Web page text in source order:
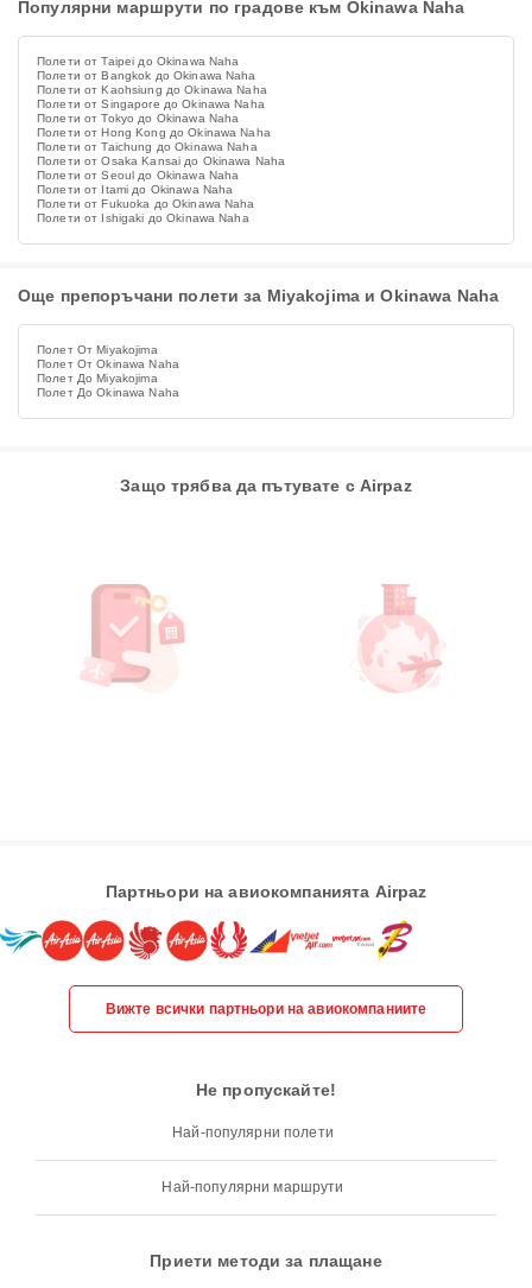
Популярни маршрути по градове към Okinawa Naha
Полети от Taipei до Okinawa Naha
Полети от Bangkok до Okinawa Naha
Полети от Kaohsiung до Okinawa Naha
Полети от Singapore до Okinawa Naha
Полети от Tokyo до Okinawa Naha
Полети от Hong Kong до Okinawa Naha
Полети от Taichung до Okinawa Naha
Полети от Osaka Kansai до Okinawa Naha
Полети от Seoul до Okinawa Naha
Полети от Itami до Okinawa Naha
Полети от Fukuoka до Okinawa Naha
Полети от Ishigaki до Okinawa Naha
Още препоръчани полети за Miyakojima и Okinawa Naha
Полет От Miyakojima
Полет От Okinawa Naha
Полет До Miyakojima
Полет До Okinawa Naha
Защо трябва да пътувате с Airpaz
Партньори на авиокомпанията Airpaz
Вижте всички партньори на авиокомпаниите
Не пропускайте!
Най-популярни полети
Най-популярни маршрути
Приети методи за плащане